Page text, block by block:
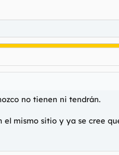
posteriores a aparcar
hay de cierto en esto?
aburrido.
no tienen ni tendrán.
el mismo sitio y ya se cree